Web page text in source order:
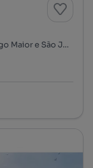
Quinta Horta da Condença, Beja (Santiago Maior e São João Baptista), Beja, Beja